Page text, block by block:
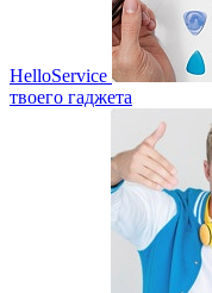
HelloService
твоего гаджета